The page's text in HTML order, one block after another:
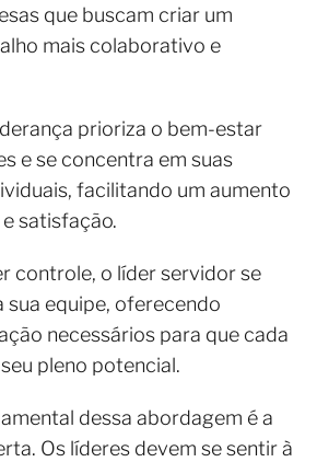
que buscam criar um
mais colaborativo e
prioriza o bem-estar
e se concentra em suas
facilitando um aumento
satisfação.
controle, o líder servidor se
sua equipe, oferecendo
necessários para que cada
pleno potencial.
dessa abordagem é a
Os líderes devem se sentir à